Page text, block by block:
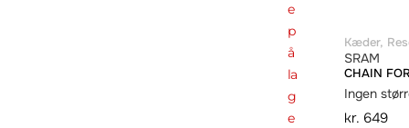
e
p
å
la
g
e
Kæder,
SRAM
CHAIN
Ingen
kr. 649